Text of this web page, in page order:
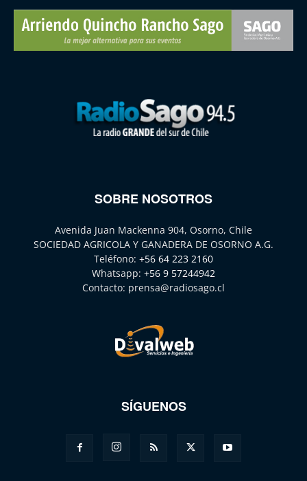
SOBRE NOSOTROS
Avenida Juan Mackenna 904, Osorno, Chile
SOCIEDAD AGRICOLA Y GANADERA DE OSORNO A.G.
Teléfono: +56 64 223 2160
Whatsapp: +56 9 57244942
Contacto: prensa@radiosago.cl
SÍGUENOS